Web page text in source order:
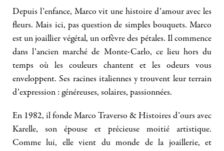
Depuis l’enfance, Marco vit une histoire d’amour avec les
fleurs. Mais ici, pas question de simples bouquets. Marco
est un joaillier végétal, un orfèvre des pétales. Il commence
dans l’ancien marché de Monte-Carlo, ce lieu hors du
temps où les couleurs chantent et les odeurs vous
enveloppent. Ses racines italiennes y trouvent leur terrain
d’expression : généreuses, solaires, passionnées.
En 1982, il fonde Marco Traverso & Histoires d’ours avec
Karelle, son épouse et précieuse moitié artistique.
Comme lui, elle vient du monde de la joaillerie, et